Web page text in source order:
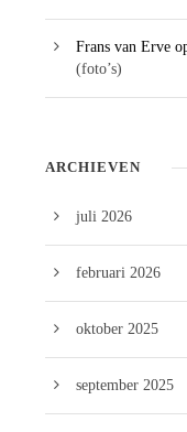
Frans van Erve
(foto’s)
ARCHIEVEN
juli 2026
februari 2026
oktober 2025
september 2025